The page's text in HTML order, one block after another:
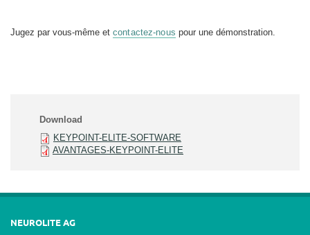
Jugez par vous-même et contactez-nous pour une démonstration.
Download
KEYPOINT-ELITE-SOFTWARE
AVANTAGES-KEYPOINT-ELITE
NEUROLITE AG